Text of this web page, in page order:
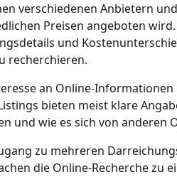
verschiedenen Anbietern
Preisen angeboten
und
recherchieren.
an
bieten meist klare
und wie es sich von anderen
zu mehreren
die Online‑Recherche zu